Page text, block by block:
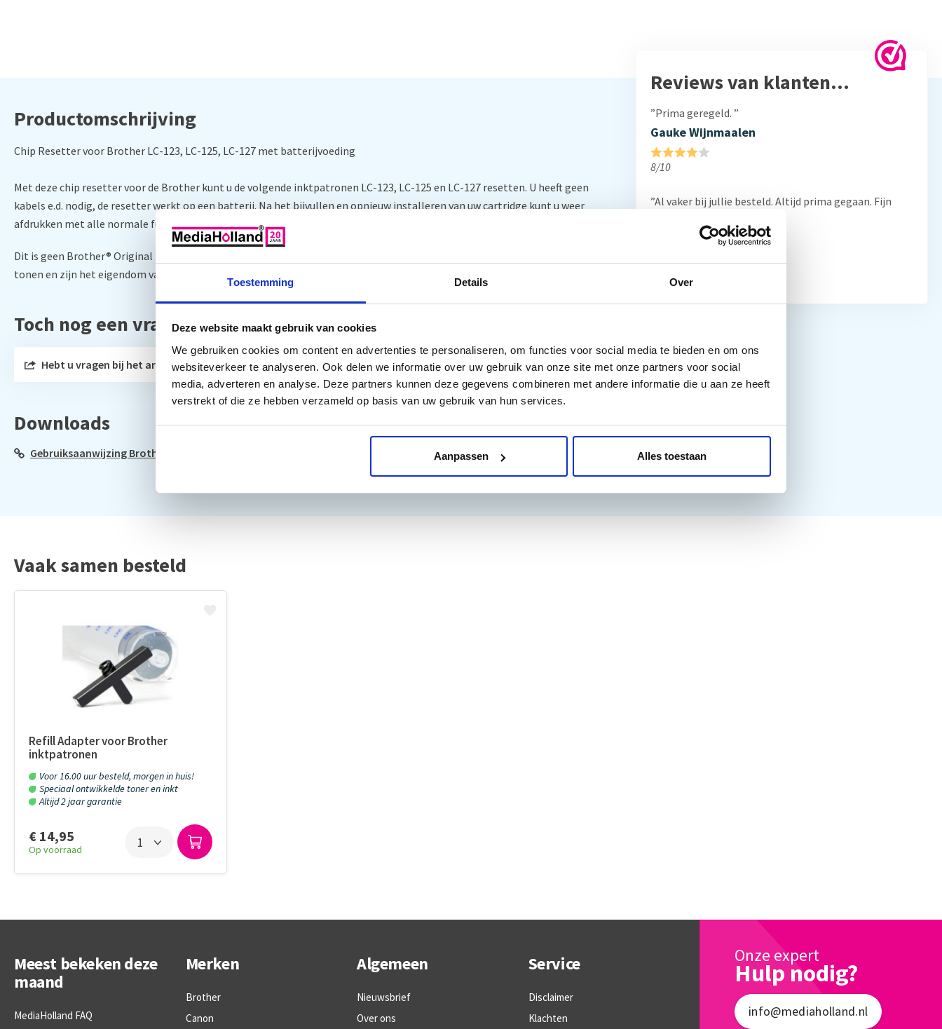
Toestemming Details Over
Deze website maakt gebruik van cookies
We gebruiken cookies om content en advertenties te personaliseren, om functies voor social media te bieden en om ons
websiteverkeer te analyseren. Ook delen we informatie over uw gebruik van onze site met onze partners voor social
media, adverteren en analyse. Deze partners kunnen deze gegevens combineren met andere informatie die u aan ze heeft
verstrekt of die ze hebben verzameld op basis van uw gebruik van hun services.
Aanpassen Alles toestaan
Productomschrijving
Chip Resetter voor Brother LC-123, LC-125, LC-127 met batterijvoeding
Met deze chip resetter voor de Brother kunt u de volgende inktpatronen LC-123, LC-125 en LC-127 resetten. U heeft geen
kabels e.d. nodig, de resetter werkt op een batterij. Na het bijvullen en opnieuw installeren van uw cartridge kunt u weer
afdrukken met alle normale functies.
Dit is geen Brother® Original product. Alle fabrikanten en merknamen worden alleen gebruikt om de compatibiliteit te
tonen en zijn het eigendom van hun respectieve eigenaars .
Toch nog een vraag?
Hebt u vragen bij het artikel?
Downloads
Gebruiksaanwijzing Brother Chipresetters
Reviews van klanten…
”Prima geregeld. ”
Gauke Wijnmaalen
8/10
”Al vaker bij jullie besteld. Altijd prima gegaan. Fijn
Frans Thiemann
Vaak samen besteld
Refill Adapter voor Brother
inktpatronen
Voor 16.00 uur besteld, morgen in huis!
Speciaal ontwikkelde toner en inkt
Altijd 2 jaar garantie
€ 14,95
Op voorraad
Meest bekeken deze
maand
MediaHolland FAQ
Merken
Brother
Canon
Algemeen
Nieuwsbrief
Over ons
Service
Disclaimer
Klachten
Onze expert
Hulp nodig?
info@mediaholland.nl